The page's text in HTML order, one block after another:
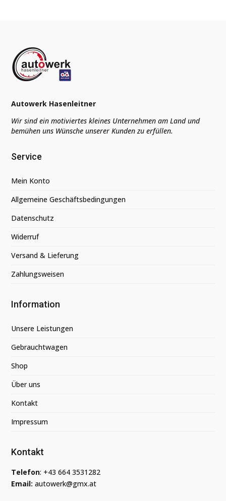
Autowerk Hasenleitner
Wir sind ein motiviertes kleines Unternehmen am Land und
bemühen uns Wünsche unserer Kunden zu erfüllen.
Service
Mein Konto
Allgemeine Geschäftsbedingungen
Datenschutz
Widerruf
Versand & Lieferung
Zahlungsweisen
Information
Unsere Leistungen
Gebrauchtwagen
Shop
Über uns
Kontakt
Impressum
Kontakt
Telefon: +43 664 3531282
Email: autowerk@gmx.at